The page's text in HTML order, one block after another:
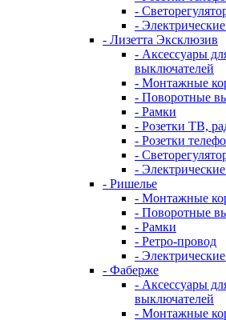
-
-
- Лизетта Эксклюзив
- Аксессуары
выключателей
- Монтажные
- Поворотные
- Рамки
- Розетки ТВ,
- Розетки
-
-
- Ришелье
- Монтажные
- Поворотные
- Рамки
- Ретро-провод
-
- Фаберже
- Аксессуары
выключателей
- Монтажные